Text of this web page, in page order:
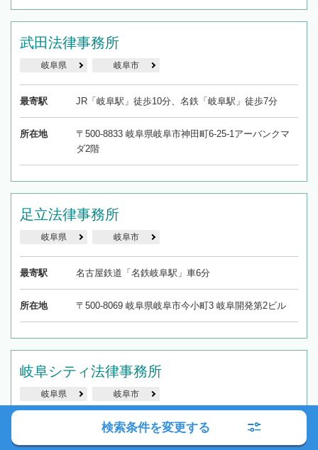
武田法律事務所
岐阜県 岐阜市
最寄駅 JR「岐阜駅」徒歩10分、名鉄「岐阜駅」徒歩7分
所在地
〒500-8833 岐阜県岐阜市神田町6-25-1アーバンクマ
ダ2階
足立法律事務所
岐阜県 岐阜市
最寄駅 名古屋鉄道「名鉄岐阜駅」車6分
所在地 〒500-8069 岐阜県岐阜市今小町3 岐阜開発第2ビル
岐阜シティ法律事務所
岐阜県 岐阜市
JR「岐阜駅」・名古屋鉄道「名鉄岐阜駅」徒歩17分
検索条件を変更する